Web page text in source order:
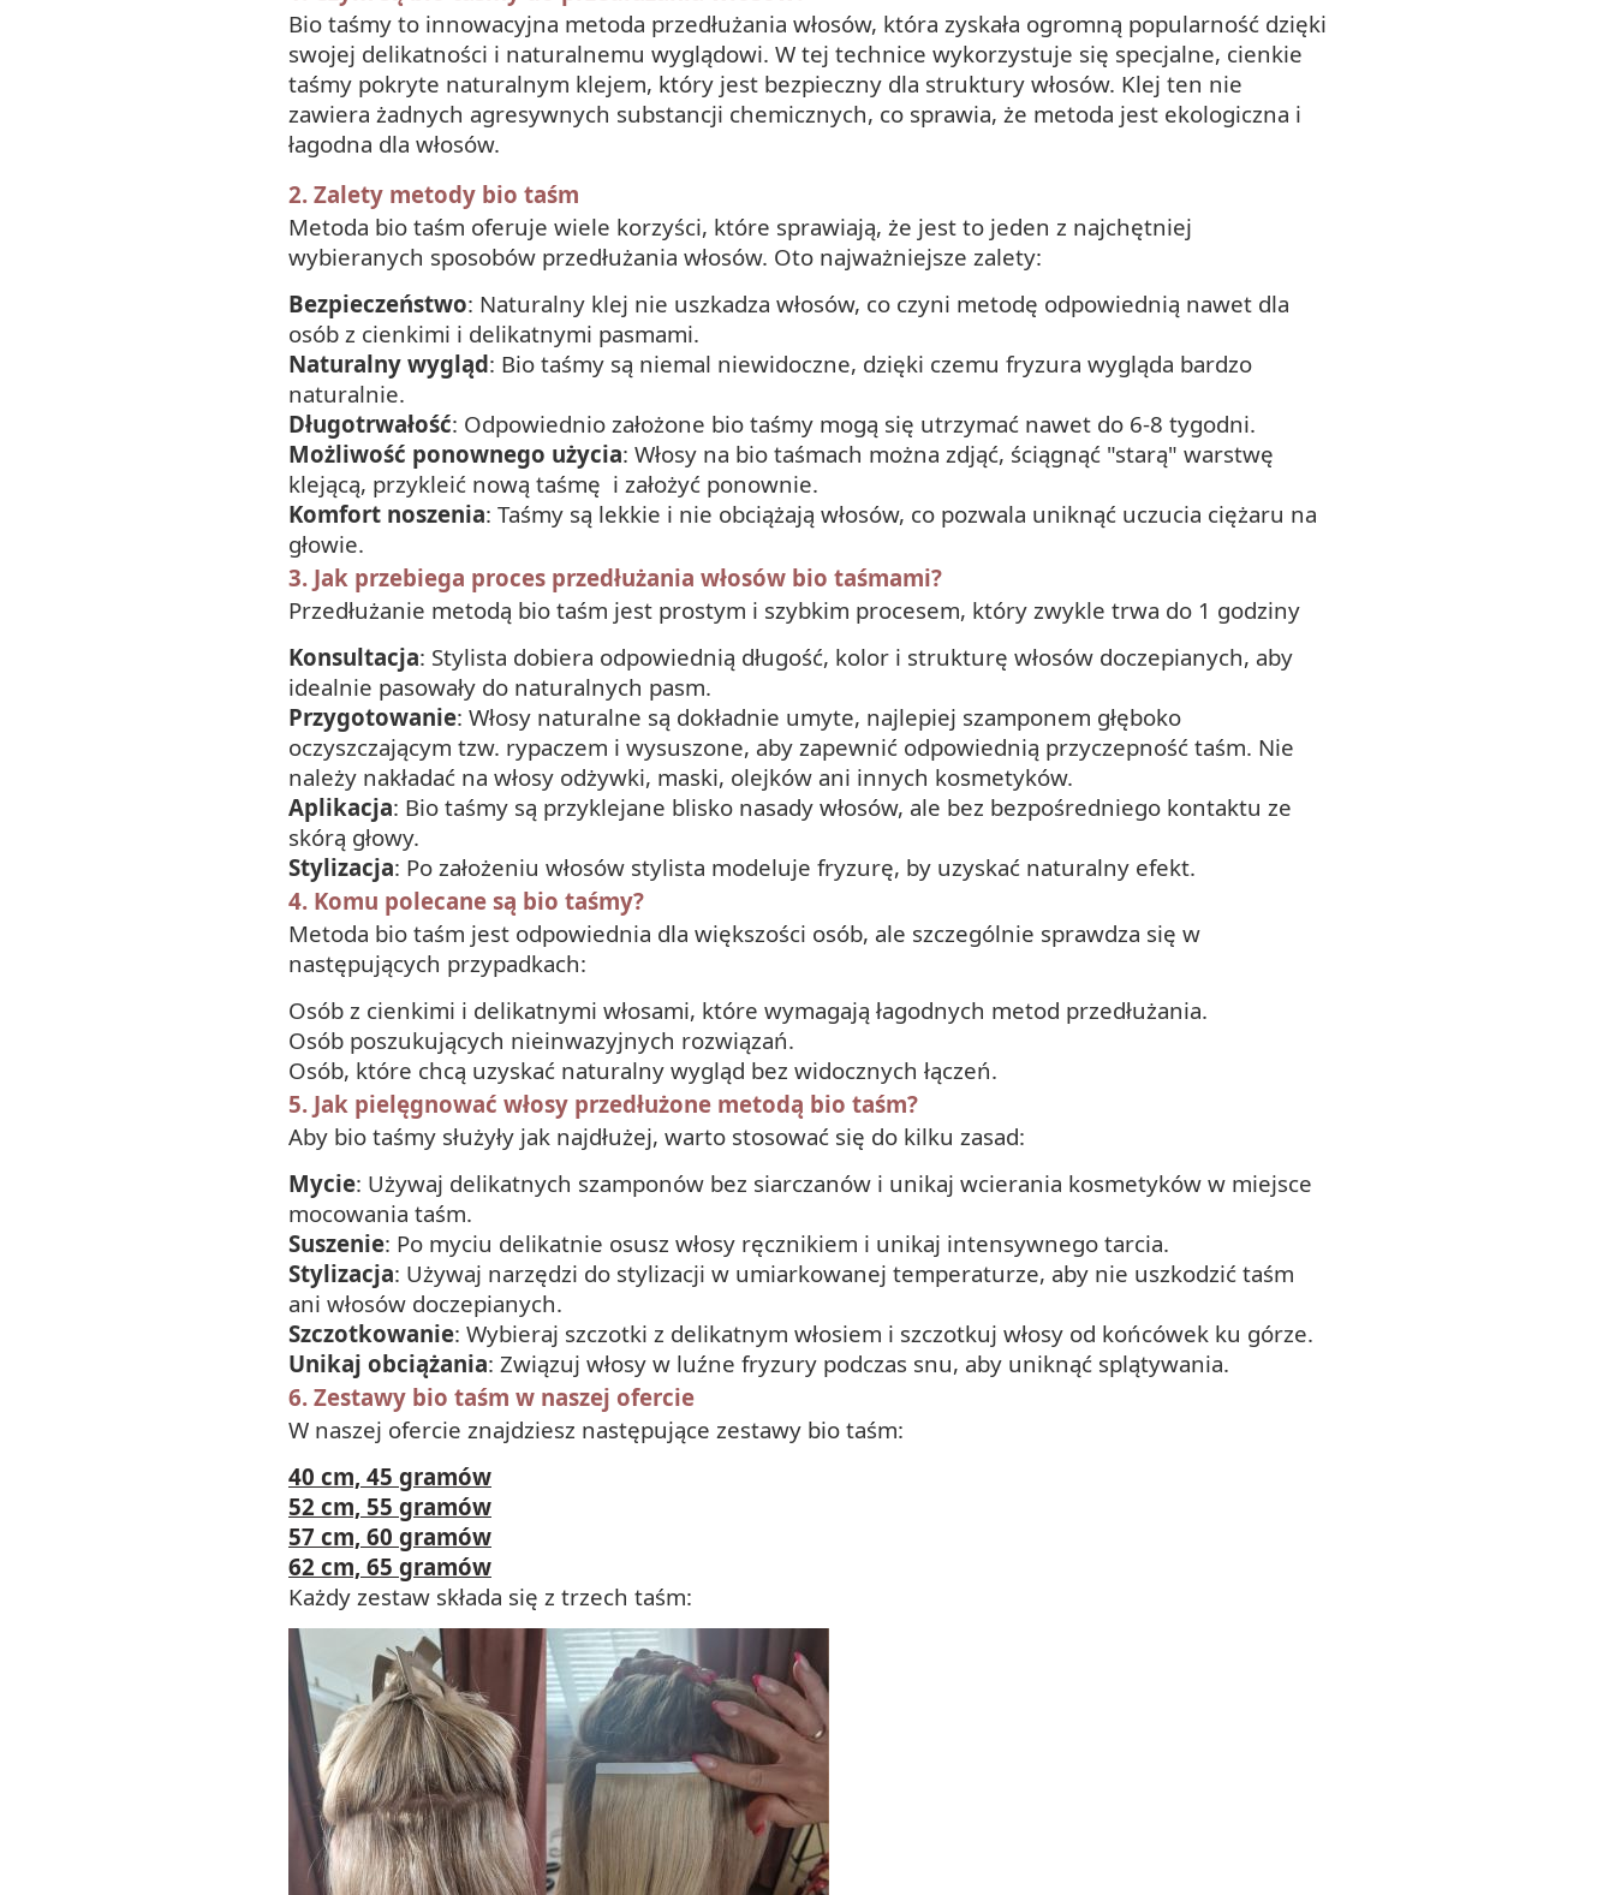
Bio taśmy to innowacyjna metoda przedłużania włosów, która zyskała ogromną popularność dzięki
swojej delikatności i naturalnemu wyglądowi. W tej technice wykorzystuje się specjalne, cienkie
taśmy pokryte naturalnym klejem, który jest bezpieczny dla struktury włosów. Klej ten nie
zawiera żadnych agresywnych substancji chemicznych, co sprawia, że metoda jest ekologiczna i
łagodna dla włosów.
2. Zalety metody bio taśm
Metoda bio taśm oferuje wiele korzyści, które sprawiają, że jest to jeden z najchętniej
wybieranych sposobów przedłużania włosów. Oto najważniejsze zalety:
Bezpieczeństwo: Naturalny klej nie uszkadza włosów, co czyni metodę odpowiednią nawet dla
osób z cienkimi i delikatnymi pasmami.
Naturalny wygląd: Bio taśmy są niemal niewidoczne, dzięki czemu fryzura wygląda bardzo
naturalnie.
Długotrwałość: Odpowiednio założone bio taśmy mogą się utrzymać nawet do 6-8 tygodni.
Możliwość ponownego użycia: Włosy na bio taśmach można zdjąć, ściągnąć "starą" warstwę
klejącą, przykleić nową taśmę i założyć ponownie.
Komfort noszenia: Taśmy są lekkie i nie obciążają włosów, co pozwala uniknąć uczucia ciężaru na
głowie.
3. Jak przebiega proces przedłużania włosów bio taśmami?
Przedłużanie metodą bio taśm jest prostym i szybkim procesem, który zwykle trwa do 1 godziny
Konsultacja: Stylista dobiera odpowiednią długość, kolor i strukturę włosów doczepianych, aby
idealnie pasowały do naturalnych pasm.
Przygotowanie: Włosy naturalne są dokładnie umyte, najlepiej szamponem głęboko
oczyszczającym tzw. rypaczem i wysuszone, aby zapewnić odpowiednią przyczepność taśm. Nie
należy nakładać na włosy odżywki, maski, olejków ani innych kosmetyków.
Aplikacja: Bio taśmy są przyklejane blisko nasady włosów, ale bez bezpośredniego kontaktu ze
skórą głowy.
Stylizacja: Po założeniu włosów stylista modeluje fryzurę, by uzyskać naturalny efekt.
4. Komu polecane są bio taśmy?
Metoda bio taśm jest odpowiednia dla większości osób, ale szczególnie sprawdza się w
następujących przypadkach:
Osób z cienkimi i delikatnymi włosami, które wymagają łagodnych metod przedłużania.
Osób poszukujących nieinwazyjnych rozwiązań.
Osób, które chcą uzyskać naturalny wygląd bez widocznych łączeń.
5. Jak pielęgnować włosy przedłużone metodą bio taśm?
Aby bio taśmy służyły jak najdłużej, warto stosować się do kilku zasad:
Mycie: Używaj delikatnych szamponów bez siarczanów i unikaj wcierania kosmetyków w miejsce
mocowania taśm.
Suszenie: Po myciu delikatnie osusz włosy ręcznikiem i unikaj intensywnego tarcia.
Stylizacja: Używaj narzędzi do stylizacji w umiarkowanej temperaturze, aby nie uszkodzić taśm
ani włosów doczepianych.
Szczotkowanie: Wybieraj szczotki z delikatnym włosiem i szczotkuj włosy od końcówek ku górze.
Unikaj obciążania: Związuj włosy w luźne fryzury podczas snu, aby uniknąć splątywania.
6. Zestawy bio taśm w naszej ofercie
W naszej ofercie znajdziesz następujące zestawy bio taśm:
40 cm, 45 gramów
52 cm, 55 gramów
57 cm, 60 gramów
62 cm, 65 gramów
Każdy zestaw składa się z trzech taśm: